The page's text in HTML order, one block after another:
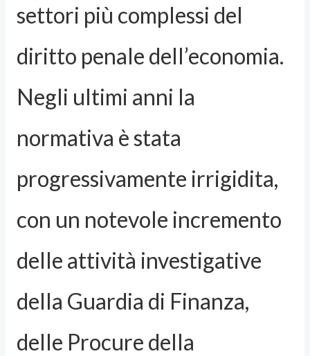
settori più complessi del
diritto penale dell’economia.
Negli ultimi anni la
normativa è stata
progressivamente irrigidita,
con un notevole incremento
delle attività investigative
della Guardia di Finanza,
delle Procure della